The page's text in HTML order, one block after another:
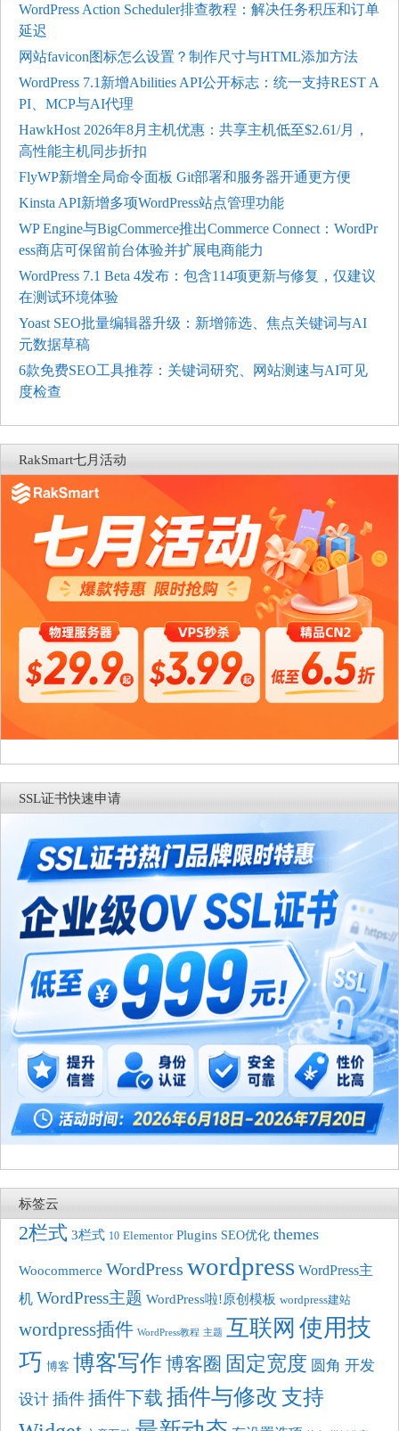
WordPress Action Scheduler排查教程：解决任务积压和订单
延迟
网站favicon图标怎么设置？制作尺寸与HTML添加方法
WordPress 7.1新增Abilities API公开标志：统一支持REST A
PI、MCP与AI代理
HawkHost 2026年8月主机优惠：共享主机低至$2.61/月，
高性能主机同步折扣
FlyWP新增全局命令面板 Git部署和服务器开通更方便
Kinsta API新增多项WordPress站点管理功能
WP Engine与BigCommerce推出Commerce Connect：WordPr
ess商店可保留前台体验并扩展电商能力
WordPress 7.1 Beta 4发布：包含114项更新与修复，仅建议
在测试环境体验
Yoast SEO批量编辑器升级：新增筛选、焦点关键词与AI
元数据草稿
6款免费SEO工具推荐：关键词研究、网站测速与AI可见
度检查
RakSmart七月活动
SSL证书快速申请
标签云
2栏式 3栏式 10 Elementor Plugins SEO优化 themes
Woocommerce WordPress wordpress WordPress主
机 WordPress主题 WordPress啦!原创模板 wordpress建站
wordpress插件 WordPress教程 主题 互联网 使用技
巧 博客 博客写作 博客圈 固定宽度 圆角 开发
设计 插件 插件下载 插件与修改 支持